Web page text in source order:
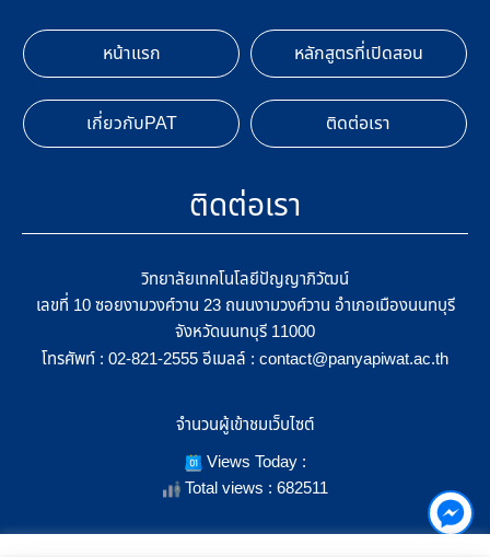
หน้าแรก หลักสูตรที่เปิดสอน
เกี่ยวกับPAT ติดต่อเรา
ติดต่อเรา
วิทยาลัยเทคโนโลยีปัญญาภิวัฒน์
เลขที่ 10 ซอยงามวงศ์วาน 23 ถนนงามวงศ์วาน อำเภอเมืองนนทบุรี
จังหวัดนนทบุรี 11000
โทรศัพท์ : 02-821-2555 อีเมลล์ : contact@panyapiwat.ac.th
จำนวนผู้เข้าชมเว็บไซต์
Views Today :
Total views : 682511